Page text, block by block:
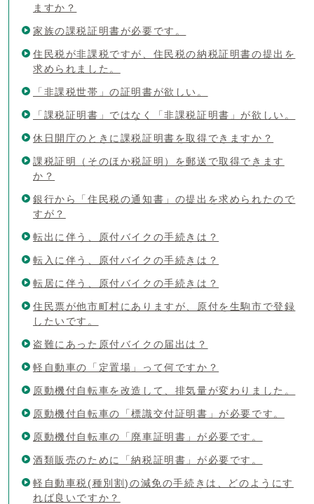
ますか？
家族の課税証明書が必要です。
住民税が非課税ですが、住民税の納税証明書の提出を
求められました。
「非課税世帯」の証明書が欲しい。
「課税証明書」ではなく「非課税証明書」が欲しい。
休日開庁のときに課税証明書を取得できますか？
課税証明（そのほか税証明）を郵送で取得できます
か？
銀行から「住民税の通知書」の提出を求められたので
すが？
転出に伴う、原付バイクの手続きは？
転入に伴う、原付バイクの手続きは？
転居に伴う、原付バイクの手続きは？
住民票が他市町村にありますが、原付を生駒市で登録
したいです。
盗難にあった原付バイクの届出は？
軽自動車の「定置場」って何ですか？
原動機付自転車を改造して、排気量が変わりました。
原動機付自転車の「標識交付証明書」が必要です。
原動機付自転車の「廃車証明書」が必要です。
酒類販売のために「納税証明書」が必要です。
軽自動車税(種別割)の減免の手続きは、どのようにす
れば良いですか？